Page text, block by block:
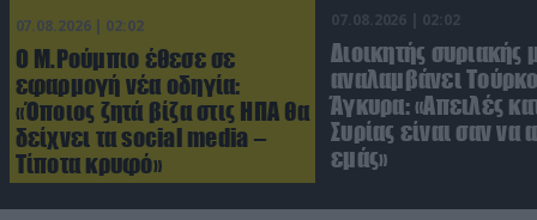
07.08.2026 | 02:02
Ο Μ.Ρούμπιο έθεσε σε
εφαρμογή νέα οδηγία:
«Όποιος ζητά βίζα στις ΗΠΑ θα
δείχνει τα social media –
Τίποτα κρυφό»
07.08.2026 | 02:02
Διοικητής συριακής
αναλαμβάνει
Άγκυρα: «Απειλές
Συρίας είναι σαν να
εμάς»